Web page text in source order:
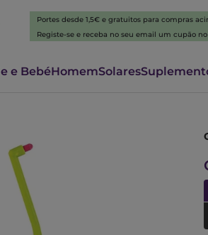
Portes desde 1,5€ e gratuitos para compras
Registe-se e receba no seu email um cupão
e BebéHomemSolares